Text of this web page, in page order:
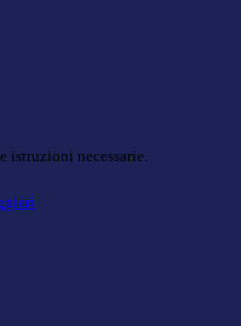
istruzioni necessarie.